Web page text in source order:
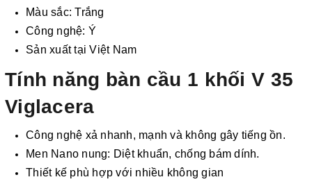
- Sau khi có thông tin xác thực đã chuyển tiền của quý
khách, chúng tôi sẽ thực hiện đơn hàng theo yêu cầu.
Màu sắc: Trắng
Công nghệ: Ý
Sản xuất tại Việt Nam
Tính năng bàn cầu 1 khối V 35
Viglacera
Công nghệ xả nhanh, mạnh và không gây tiếng ồn.
Men Nano nung: Diệt khuẩn, chống bám dính.
Thiết kế phù hợp với nhiều không gian